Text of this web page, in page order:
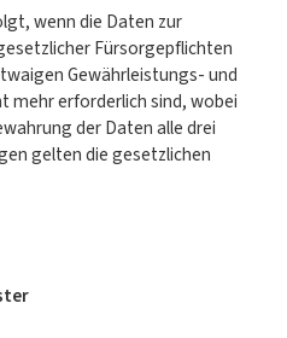
wenn die Daten zur
Fürsorgepflichten
Gewährleistungs- und
mehr erforderlich sind, wobei
der Daten alle drei
gelten die gesetzlichen